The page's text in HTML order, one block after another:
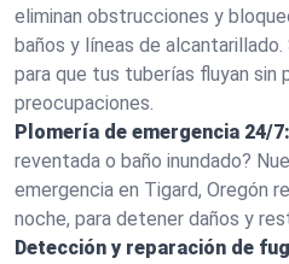
eliminan obstrucciones y
baños y líneas de
para que tus tuberías fluyan sin
preocupaciones.
Plomería de emergencia 24/7:
reventada o baño inundado?
emergencia en Tigard, Oregón
noche, para detener daños y
Detección y reparación de